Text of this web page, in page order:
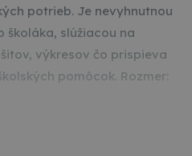
potrieb. Je nevyhnutnou
školáka, slúžiacou na
výkresov čo prispieva
pomôcok. Rozmer: